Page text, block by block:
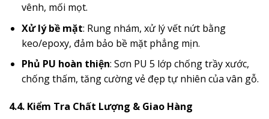
vênh, mối mọt.
Xử lý bề mặt: Rung nhám, xử lý vết nứt bằng
keo/epoxy, đảm bảo bề mặt phẳng mịn.
Phủ PU hoàn thiện: Sơn PU 5 lớp chống trầy xước,
chống thấm, tăng cường vẻ đẹp tự nhiên của vân gỗ.
4.4. Kiểm Tra Chất Lượng & Giao Hàng